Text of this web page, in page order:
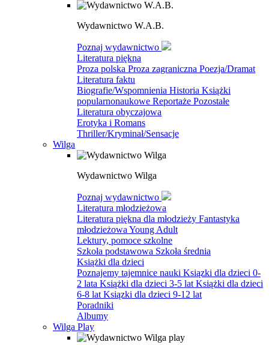
Wydawnictwo W.A.B.
Poznaj wydawnictwo
Literatura piękna
Proza polska Proza zagraniczna Poezja/Dramat
Literatura faktu
Biografie/Wspomnienia Historia Książki
popularnonaukowe Reportaże Pozostałe
Literatura obyczajowa
Erotyka i Romans
Thriller/Kryminał/Sensacje
Wilga
Wydawnictwo Wilga
Poznaj wydawnictwo
Literatura młodzieżowa
Literatura piękna dla młodzieży Fantastyka
młodzieżowa Young Adult
Lektury, pomoce szkolne
Szkoła podstawowa Szkoła średnia
Książki dla dzieci
Poznajemy tajemnice nauki Ksiązki dla dzieci 0-
2 lata Książki dla dzieci 3-5 lat Książki dla dzieci
6-8 lat Ksiązki dla dzieci 9-12 lat
Poradniki
Albumy
Wilga Play